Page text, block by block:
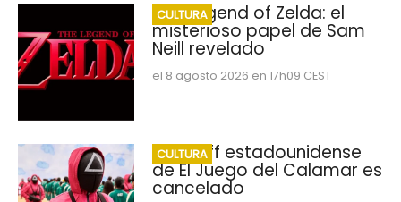
CULTURA
The Legend of Zelda: el
misterioso papel de Sam
Neill revelado
el 8 agosto 2026 en 17h09 CEST
CULTURA
Spin-off estadounidense
de El Juego del Calamar es
cancelado